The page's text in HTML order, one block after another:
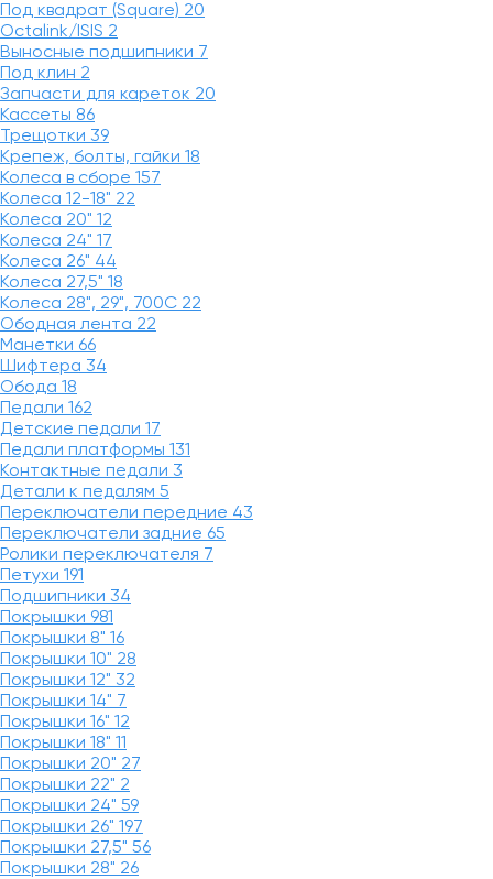
Под квадрат (Square) 20
Octalink/ISIS 2
Выносные подшипники 7
Под клин 2
Запчасти для кареток 20
Кассеты 86
Трещотки 39
Крепеж, болты, гайки 18
Колеса в сборе 157
Колеса 12-18" 22
Колеса 20" 12
Колеса 24" 17
Колеса 26" 44
Колеса 27,5" 18
Колеса 28", 29", 700С 22
Ободная лента 22
Манетки 66
Шифтера 34
Обода 18
Педали 162
Детские педали 17
Педали платформы 131
Контактные педали 3
Детали к педалям 5
Переключатели передние 43
Переключатели задние 65
Ролики переключателя 7
Петухи 191
Подшипники 34
Покрышки 981
Покрышки 8" 16
Покрышки 10" 28
Покрышки 12" 32
Покрышки 14" 7
Покрышки 16" 12
Покрышки 18" 11
Покрышки 20" 27
Покрышки 22" 2
Покрышки 24" 59
Покрышки 26" 197
Покрышки 27,5" 56
Покрышки 28" 26